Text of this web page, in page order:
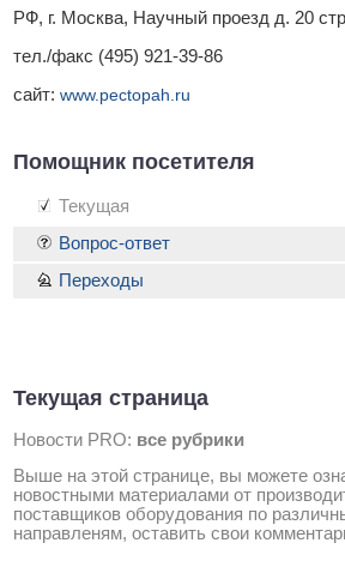
РФ, г. Москва, Научный проезд д. 20
тел./факс (495) 921-39-86
сайт: www.pectopah.ru
Помощник посетителя
Текущая
Текущая страница
Новости PRO: все рубрики
Выше на этой странице, вы можете
новостными материалами от
поставщиков оборудования по
направленям, оставить свои
Вопрос-ответ
Переходы